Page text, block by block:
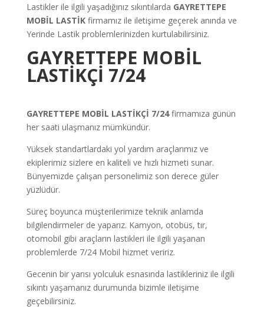
Lastikler ile ilgili yaşadığınız sıkıntılarda GAYRETTEPE
MOBİL LASTİK firmamız ile iletişime geçerek anında ve
Yerinde Lastik problemlerinizden kurtulabilirsiniz.
GAYRETTEPE MOBİL
LASTİKÇİ 7/24
GAYRETTEPE MOBİL LASTİKÇİ 7/24firmamıza günün
her saati ulaşmanız mümkündür.
Yüksek standartlardaki yol yardım araçlarımız ve
ekiplerimiz sizlere en kaliteli ve hızlı hizmeti sunar.
Bünyemizde çalışan personelimiz son derece güler
yüzlüdür.
Süreç boyunca müşterilerimize teknik anlamda
bilgilendirmeler de yaparız. Kamyon, otobüs, tır,
otomobil gibi araçların lastikleri ile ilgili yaşanan
problemlerde 7/24 Mobil hizmet veririz.
Gecenin bir yarısı yolculuk esnasında lastikleriniz ile ilgili
sıkıntı yaşamanız durumunda bizimle iletişime
geçebilirsiniz.